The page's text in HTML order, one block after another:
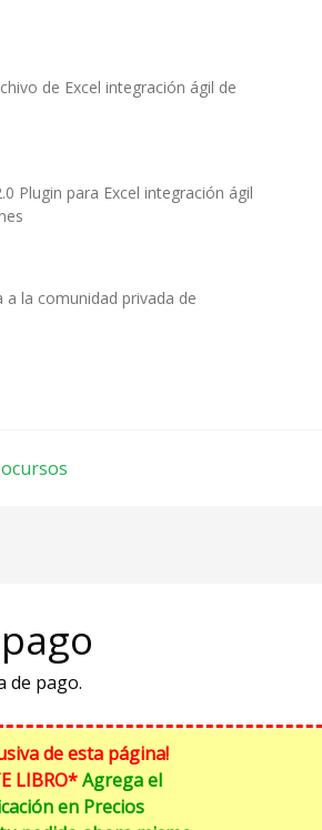
de Excel integración ágil de
Plugin para Excel integración ágil
a la comunidad privada de
de pago.
de esta página!
LIBRO*Agrega el
en Precios